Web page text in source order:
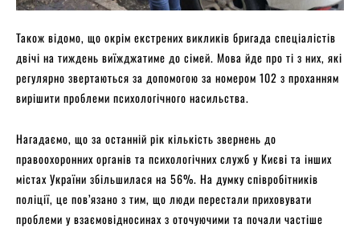
Також відомо, що окрім екстрених викликів бригада спеціалістів
двічі на тиждень виїжджатиме до сімей. Мова йде про ті з них, які
регулярно звертаються за допомогою за номером 102 з проханням
вирішити проблеми психологічного насильства.
Нагадаємо, що за останній рік кількість звернень до
правоохоронних органів та психологічних служб у Києві та інших
містах України збільшилася на 56%. На думку співробітників
поліції, це пов’язано з тим, що люди перестали приховувати
проблеми у взаємовідносинах з оточуючими та почали частіше